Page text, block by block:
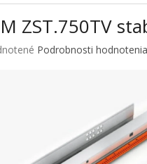
ZST.750TV
hodnotenie produktu je 0,0 z
Podrobnosti hodnotenia